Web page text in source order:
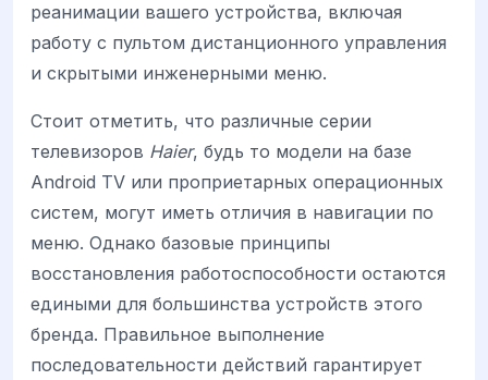
реанимации вашего устройства, включая
работу с пультом дистанционного управления
и скрытыми инженерными меню.
Стоит отметить, что различные серии
телевизоров Haier, будь то модели на базе
Android TV или проприетарных операционных
систем, могут иметь отличия в навигации по
меню. Однако базовые принципы
восстановления работоспособности остаются
едиными для большинства устройств этого
бренда. Правильное выполнение
последовательности действий гарантирует